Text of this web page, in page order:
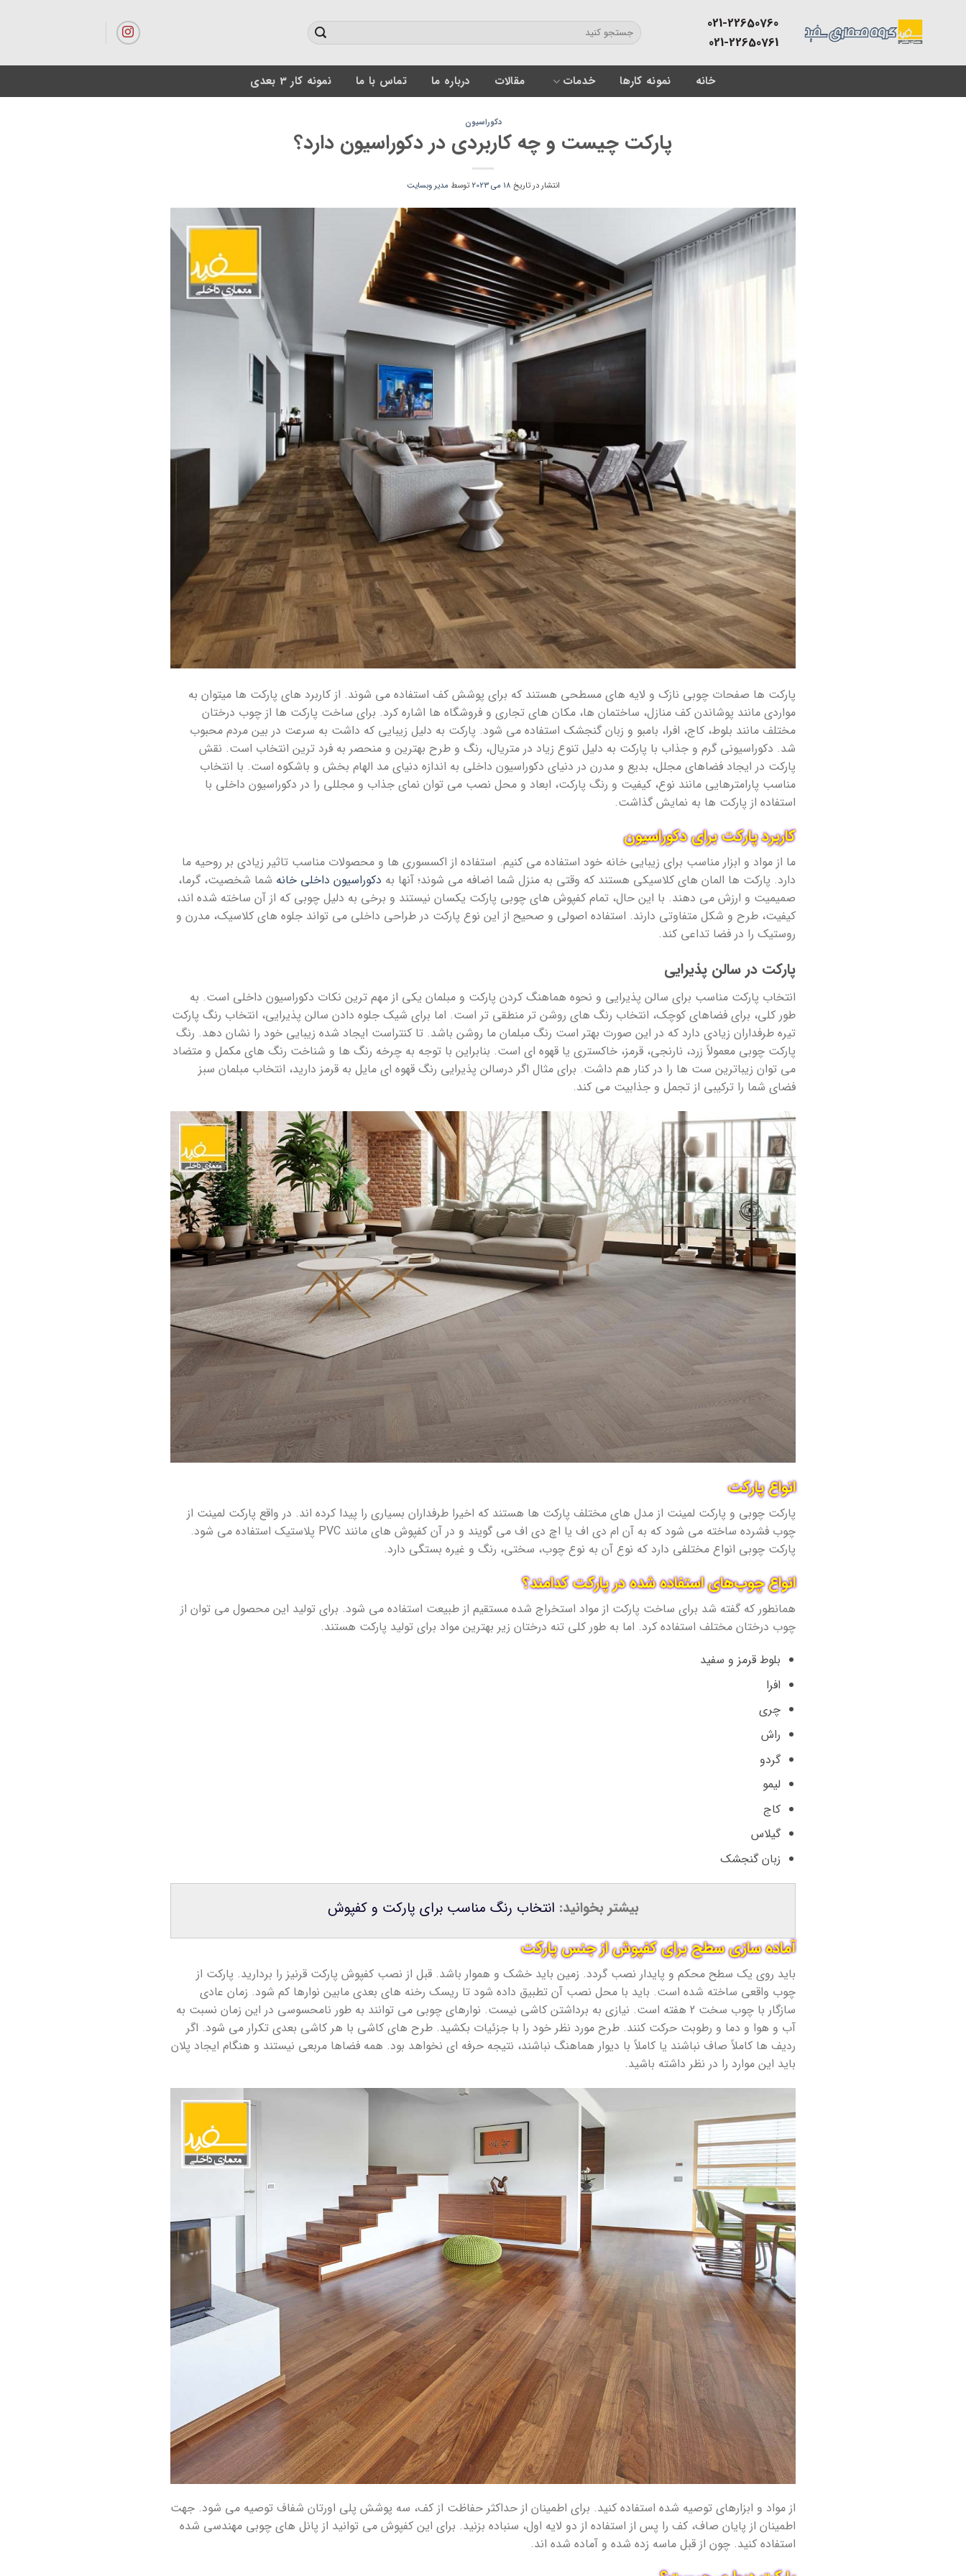
021-22650760
021-22650761
خانه نمونه کارها خدمات مقالات درباره ما تماس با ما نمونه کار 3 بعدی
دکوراسیون
پارکت چیست و چه کاربردی در دکوراسیون دارد؟
انتشار در تاریخ 18 می 2023 توسط مدیر وبسایت
پارکت ها صفحات چوبی نازک و لایه های مسطحی هستند که برای پوشش کف استفاده می شوند. از کاربرد های پارکت ها میتوان به
مواردی مانند پوشاندن کف منازل، ساختمان ها، مکان های تجاری و فروشگاه ها اشاره کرد. برای ساخت پارکت ها از چوب درختان
مختلف مانند بلوط، کاج، افرا، بامبو و زبان گنجشک استفاده می شود. پارکت به دلیل زیبایی که داشت به سرعت در بین مردم محبوب
شد. دکوراسیونی گرم و جذاب با پارکت به دلیل تنوع زیاد در متریال، رنگ و طرح بهترین و منحصر به فرد ترین انتخاب است. نقش
پارکت در ایجاد فضاهای مجلل، بدیع و مدرن در دنیای دکوراسیون داخلی به اندازه دنیای مد الهام بخش و باشکوه است. با انتخاب
مناسب پارامترهایی مانند نوع، کیفیت و رنگ پارکت، ابعاد و محل نصب می توان نمای جذاب و مجللی را در دکوراسیون داخلی با
استفاده از پارکت ها به نمایش گذاشت.
کاربرد پارکت برای دکوراسیون
ما از مواد و ابزار مناسب برای زیبایی خانه خود استفاده می کنیم. استفاده از اکسسوری ها و محصولات مناسب تاثیر زیادی بر روحیه ما
دارد. پارکت ها المان های کلاسیکی هستند که وقتی به منزل شما اضافه می شوند؛ آنها به دکوراسیون داخلی خانه شما شخصیت، گرما،
صمیمیت و ارزش می دهند. با این حال، تمام کفپوش های چوبی پارکت یکسان نیستند و برخی به دلیل چوبی که از آن ساخته شده اند،
کیفیت، طرح و شکل متفاوتی دارند. استفاده اصولی و صحیح از این نوع پارکت در طراحی داخلی می تواند جلوه های کلاسیک، مدرن و
روستیک را در فضا تداعی کند.
پارکت در سالن پذیرایی
انتخاب پارکت مناسب برای سالن پذیرایی و نحوه هماهنگ کردن پارکت و مبلمان یکی از مهم ترین نکات دکوراسیون داخلی است. به
طور کلی، برای فضاهای کوچک، انتخاب رنگ های روشن تر منطقی تر است. اما برای شیک جلوه دادن سالن پذیرایی، انتخاب رنگ پارکت
تیره طرفداران زیادی دارد که در این صورت بهتر است رنگ مبلمان ما روشن باشد. تا کنتراست ایجاد شده زیبایی خود را نشان دهد. رنگ
پارکت چوبی معمولاً زرد، نارنجی، قرمز، خاکستری یا قهوه ای است. بنابراین با توجه به چرخه رنگ ها و شناخت رنگ های مکمل و متضاد
می توان زیباترین ست ها را در کنار هم داشت. برای مثال اگر درسالن پذیرایی رنگ قهوه ای مایل به قرمز دارید، انتخاب مبلمان سبز
فضای شما را ترکیبی از تجمل و جذابیت می کند.
انواع پارکت
پارکت چوبی و پارکت لمینت از مدل های مختلف پارکت ها هستند که اخیرا طرفداران بسیاری را پیدا کرده اند. در واقع پارکت لمینت از
چوب فشرده ساخته می شود که به آن ام دی اف یا اچ دی اف می گویند و در آن کفپوش های مانند PVC پلاستیک استفاده می شود.
پارکت چوبی انواع مختلفی دارد که نوع آن به نوع چوب، سختی، رنگ و غیره بستگی دارد.
انواع چوب‌های استفاده شده در پارکت کدامند؟
همانطور که گفته شد برای ساخت پارکت از مواد استخراج شده مستقیم از طبیعت استفاده می شود. برای تولید این محصول می توان از
چوب درختان مختلف استفاده کرد. اما به طور کلی تنه درختان زیر بهترین مواد برای تولید پارکت هستند.
بلوط قرمز و سفید
افرا
چری
راش
گردو
لیمو
کاج
گیلاس
زبان گنجشک
بیشتر بخوانید: انتخاب رنگ مناسب برای پارکت و کفپوش
آماده سازی سطح برای کفپوش از جنس پارکت
باید روی یک سطح محکم و پایدار نصب گردد. زمین باید خشک و هموار باشد. قبل از نصب کفپوش پارکت قرنیز را بردارید. پارکت از
چوب واقعی ساخته شده است. باید با محل نصب آن تطبیق داده شود تا ریسک رخنه های بعدی مابین نوارها کم شود. زمان عادی
سازگار با چوب سخت 2 هفته است. نیازی به برداشتن کاشی نیست. نوارهای چوبی می توانند به طور نامحسوسی در این زمان نسبت به
آب و هوا و دما و رطوبت حرکت کنند. طرح مورد نظر خود را با جزئیات بکشید. طرح های کاشی با هر کاشی بعدی تکرار می شود. اگر
ردیف ها کاملاً صاف نباشند یا کاملاً با دیوار هماهنگ نباشند، نتیجه حرفه ای نخواهد بود. همه فضاها مربعی نیستند و هنگام ایجاد پلان
باید این موارد را در نظر داشته باشید.
از مواد و ابزارهای توصیه شده استفاده کنید. برای اطمینان از حداکثر حفاظت از کف، سه پوشش پلی اورتان شفاف توصیه می شود. جهت
اطمینان از پایان صاف، کف را پس از استفاده از دو لایه اول، سنباده بزنید. برای این کفپوش می توانید از پانل های چوبی مهندسی شده
استفاده کنید. چون از قبل ماسه زده شده و آماده شده اند.